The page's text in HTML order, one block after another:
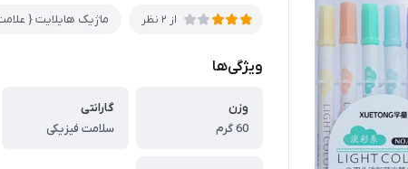
از 2 نظر ماژیک هایلایت {
ویژگی‌ها
وزن
60 گرم
گارانتی
سلامت فیزیکی